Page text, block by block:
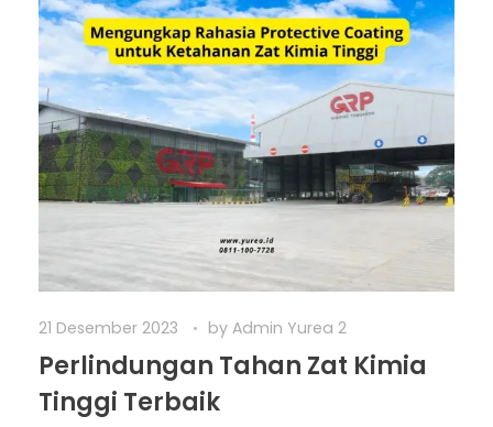
21 Desember 2023 by Admin Yurea 2
Perlindungan Tahan Zat Kimia
Tinggi Terbaik